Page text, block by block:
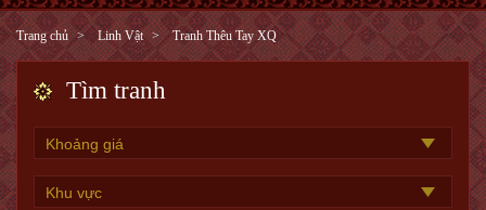
Trang chủ Linh Vật Tranh Thêu Tay XQ
Tìm tranh